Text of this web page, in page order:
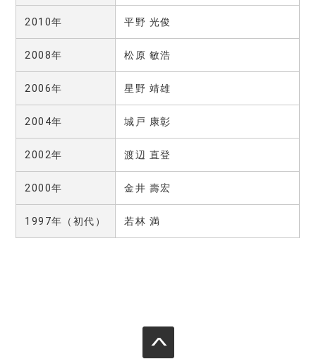
2010年 平野 光俊
2008年 松原 敏浩
2006年 星野 靖雄
2004年 城戸 康彰
2002年 渡辺 直登
2000年 金井 壽宏
1997年（初代） 若林 満